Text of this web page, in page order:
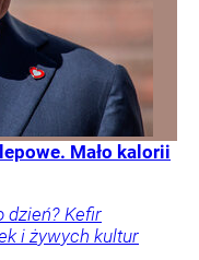
Mało kalorii
dzień? Kefir
i żywych kultur